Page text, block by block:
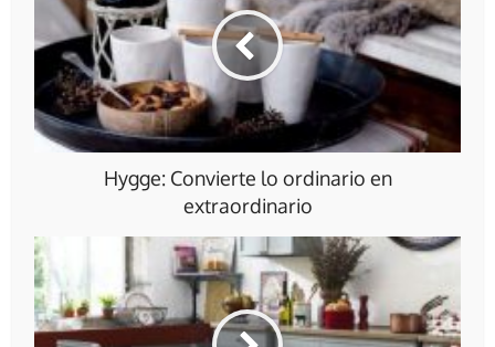
Hygge: Convierte lo ordinario en
extraordinario